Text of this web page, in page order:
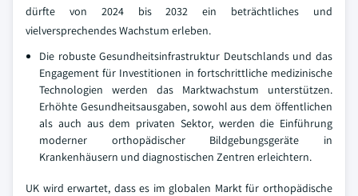
dürfte von 2024 bis 2032 ein beträchtliches und
vielversprechendes Wachstum erleben.
Die robuste Gesundheitsinfrastruktur Deutschlands und das
Engagement für Investitionen in fortschrittliche medizinische
Technologien werden das Marktwachstum unterstützen.
Erhöhte Gesundheitsausgaben, sowohl aus dem öffentlichen
als auch aus dem privaten Sektor, werden die Einführung
moderner orthopädischer Bildgebungsgeräte in
Krankenhäusern und diagnostischen Zentren erleichtern.
UK wird erwartet, dass es im globalen Markt für orthopädische